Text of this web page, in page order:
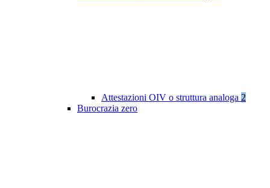
Attestazioni OIV o struttura analoga 2
Burocrazia zero